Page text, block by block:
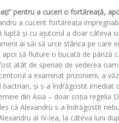
pentru a cuceri o fortăreață,
a cucerit fortăreața
luptă și cu ajutorul a doar câteva
ai săi să urce stânca pe care
să fluture o bucată de pânză
atât de speriați de vederea
a examinat prizonierii, a
bactrian, și s-a îndrăgostit imediat
din Asia – doar soția regelui
că Alexandru s-a îndrăgostit
al IV-lea, la câteva luni